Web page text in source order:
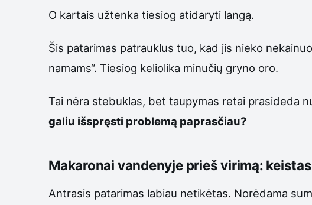
O kartais užtenka tiesiog atidaryti langą.
Šis patarimas patrauklus tuo, kad jis nieko
namams“. Tiesiog keliolika minučių gryno oro.
Tai nėra stebuklas, bet taupymas retai prasideda
galiu išspręsti problemą paprasčiau?
Makaronai vandenyje prieš virimą:
Antrasis patarimas labiau netikėtas. Norėdama